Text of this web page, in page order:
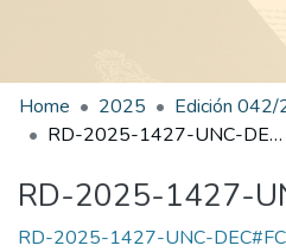
Home 2025
RD-2025-1427-UNC-DEC#FCQ
RD-2025-1427-
RD-2025-1427-UNC-